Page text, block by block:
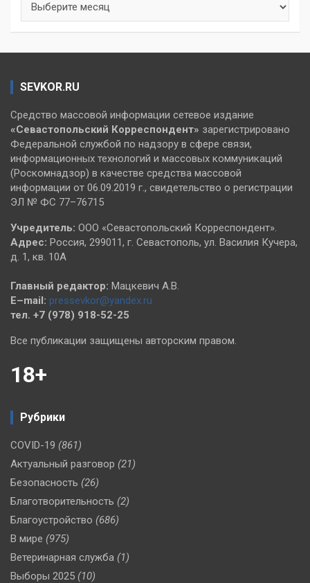
SEVKOR.RU
Средство массовой информации сетевое издание
«Севастопольский Корреспондент» зарегистрировано
Федеральной службой по надзору в сфере связи,
информационных технологий и массовых коммуникаций
(Роскомнадзор) в качестве средства массовой
информации от 06.09.2019 г., свидетельство о регистрации
ЭЛ № ФС 77–76715
Учредитель: ООО «Севастопольский Корреспондент».
Адрес: Россия, 299011, г. Севастополь, ул. Василия Кучера,
д. 1, кв. 10А
Главный редактор: Мацкевич А.В.
E–mail: pressevkor@yandex.ru
тел. +7 (978) 918-52-25
Все публикации защищены авторским правом.
18+
Рубрики
COVID-19 (861)
Актуальный разговор (21)
Безопасность (26)
Благотворительность (2)
Благоустройство (686)
В мире (975)
Ветеринарная служба (1)
Выборы 2025 (10)